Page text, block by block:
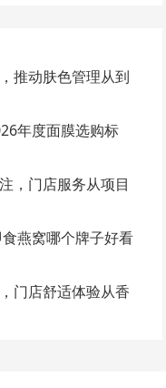
推动肤色管理从到
年度面膜选购标
，门店服务从项目
燕窝哪个牌子好看
门店舒适体验从香